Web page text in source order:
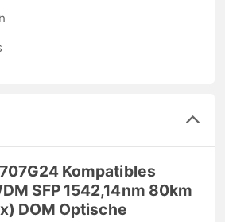
Kompatibles
SFP 1542,14nm 80km
DOM Optische